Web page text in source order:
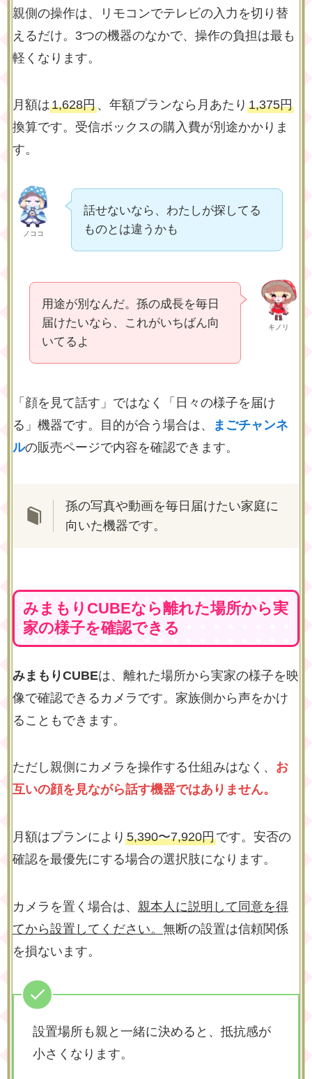
親側の操作は、リモコンでテレビの入力を切り替
えるだけ。3つの機器のなかで、操作の負担は最も
軽くなります。
月額は1,628円、年額プランなら月あたり 1,375円
換算です。受信ボックスの購入費が別途かかりま
す。
ノココ
話せないなら、わたしが探してる
ものとは違うかも
キノリ
用途が別なんだ。孫の成長を毎日
届けたいなら、これがいちばん向
いてるよ
「顔を見て話す」ではなく「日々の様子を届け
る」機器です。目的が合う場合は、
まごチャンネ
ルの販売ページで内容を確認できます。
孫の写真や動画を毎日届けたい家庭に
向いた機器です。
みまもりCUBEなら離れた場所から実
家の様子を確認できる
みまもりCUBEは、離れた場所から実家の様子を映
像で確認できるカメラです。家族側から声をかけ
ることもできます。
ただし親側にカメラを操作する仕組みはなく、 お
互いの顔を見ながら話す機器ではありません。
月額はプランにより 5,390〜7,920円です。安否の
確認を最優先にする場合の選択肢になります。
カメラを置く場合は、 親本人に説明して同意を得
てから設置してください。 無断の設置は信頼関係
を損ないます。
設置場所も親と一緒に決めると、抵抗感が
小さくなります。